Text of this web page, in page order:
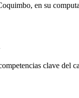
en su
clave del